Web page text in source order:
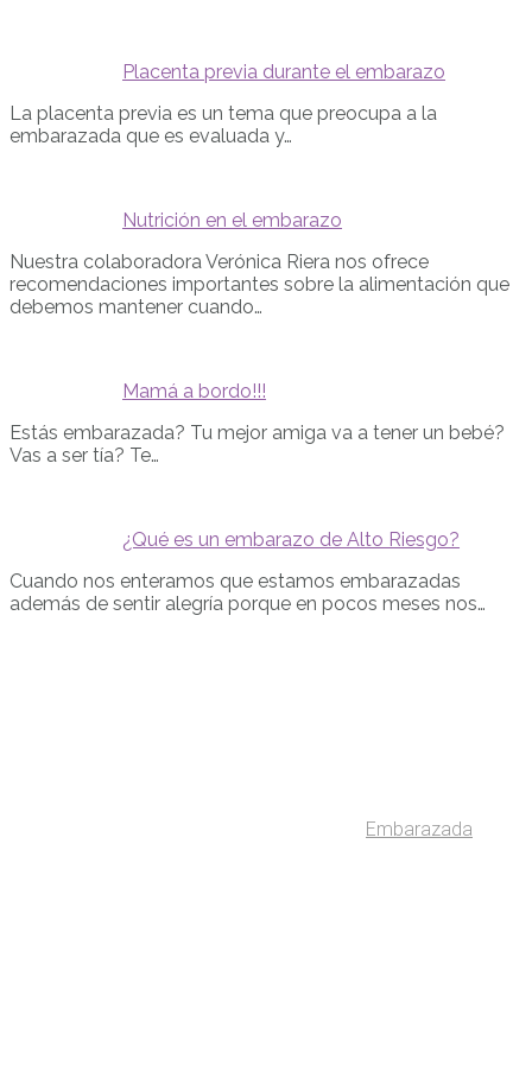
Placenta previa durante el embarazo
La placenta previa es un tema que preocupa a la
embarazada que es evaluada y…
Nutrición en el embarazo
Nuestra colaboradora Verónica Riera nos ofrece
recomendaciones importantes sobre la alimentación que
debemos mantener cuando…
Mamá a bordo!!!
Estás embarazada? Tu mejor amiga va a tener un bebé?
Vas a ser tía? Te…
¿Qué es un embarazo de Alto Riesgo?
Cuando nos enteramos que estamos embarazadas
además de sentir alegría porque en pocos meses nos…
Embarazada